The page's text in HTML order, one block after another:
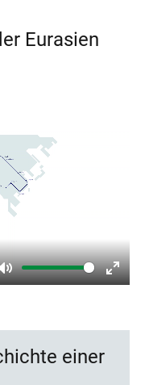
Eurasien
Mute
Enter
einer